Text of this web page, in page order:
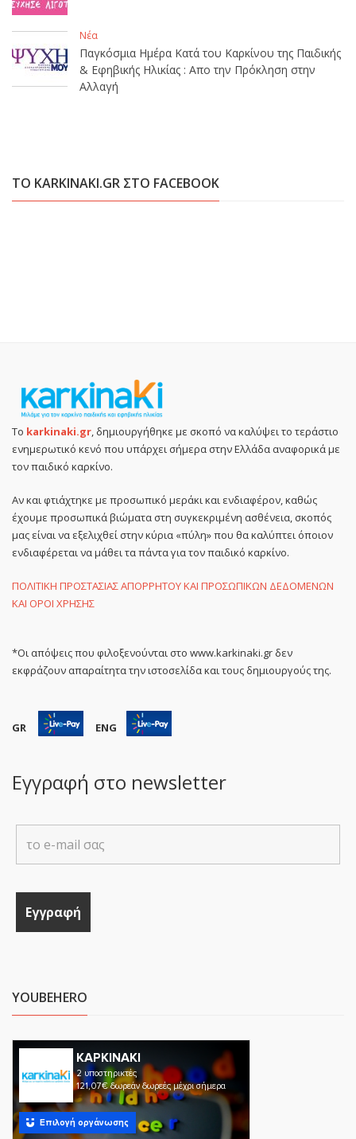
Νέα
Παγκόσμια Ημέρα Κατά του Καρκίνου της Παιδικής
& Εφηβικής Ηλικίας : Απο την Πρόκληση στην
Αλλαγή
ΤΟ KARKINAKI.GR ΣΤΟ FACEBOOK
Το karkinaki.gr, δημιουργήθηκε με σκοπό να καλύψει το τεράστιο
ενημερωτικό κενό που υπάρχει σήμερα στην Ελλάδα αναφορικά με
τον παιδικό καρκίνο.
Αν και φτιάχτηκε με προσωπικό μεράκι και ενδιαφέρον, καθώς
έχουμε προσωπικά βιώματα στη συγκεκριμένη ασθένεια, σκοπός
μας είναι να εξελιχθεί στην κύρια «πύλη» που θα καλύπτει όποιον
ενδιαφέρεται να μάθει τα πάντα για τον παιδικό καρκίνο.
ΠΟΛΙΤΙΚΗ ΠΡΟΣΤΑΣΙΑΣ ΑΠΟΡΡΗΤΟΥ ΚΑΙ ΠΡΟΣΩΠΙΚΩΝ ΔΕΔΟΜΕΝΩΝ
ΚΑΙ ΟΡΟΙ ΧΡΗΣΗΣ
*Οι απόψεις που φιλοξενούνται στο www.karkinaki.gr δεν
εκφράζουν απαραίτητα την ιστοσελίδα και τους δημιουργούς της.
GR ENG
Εγγραφή στο newsletter
YOUBEHERO